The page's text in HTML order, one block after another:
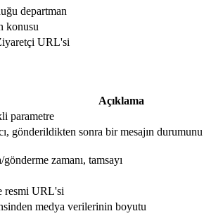
departman
konusu
URL'si
Açıklama
parametre
gönderildikten sonra bir mesajın
zamanı, tamsayı
resmi URL'si
medya verilerinin boyutu